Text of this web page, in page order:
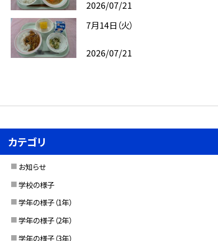
2026/07/21
7月14日（火）
2026/07/21
カテゴリ
お知らせ
学校の様子
学年の様子（1年）
学年の様子（2年）
学年の様子（3年）